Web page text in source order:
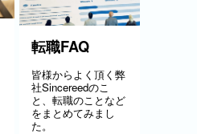
転職FAQ
皆様からよく頂く弊
社Sincereedのこ
と、転職のことなど
をまとめてみまし
た。